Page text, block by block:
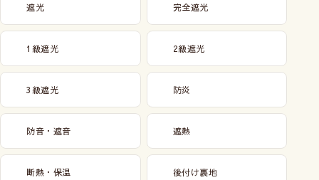
遮光 完全遮光
1級遮光 2級遮光
3級遮光 防炎
防音・遮音 遮熱
断熱・保温 後付け裏地